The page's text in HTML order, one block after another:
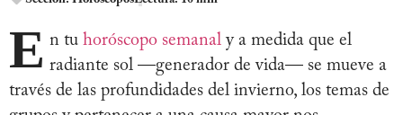
E n tu horóscopo semanal y a medida que el
radiante sol —generador de vida— se mueve a
través de las profundidades del invierno, los temas de